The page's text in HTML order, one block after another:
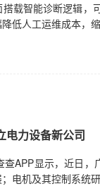
载智能诊断逻辑
低人工运维成本，
电力设备新公司
查APP显示，近日
电机及其控制系统